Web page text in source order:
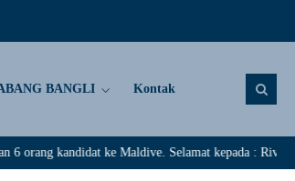
BANGLI Kontak
Maldive. Selamat kepada : Rivaldi, Darma Adi